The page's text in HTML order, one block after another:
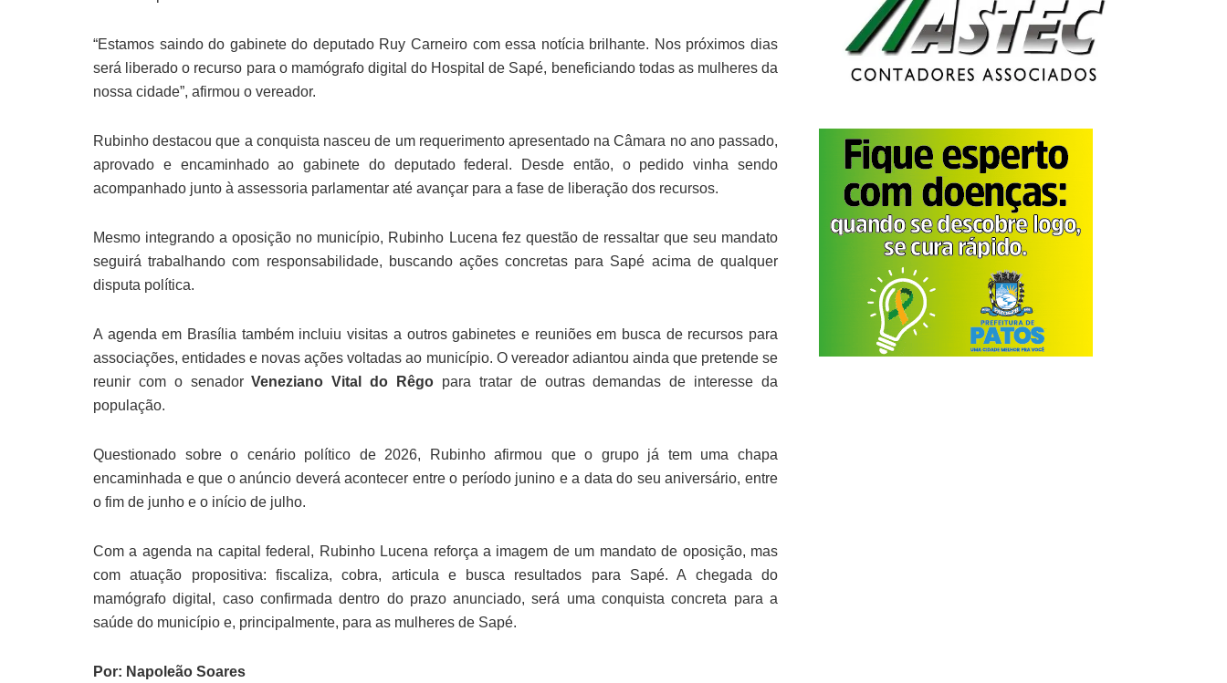
“Estamos saindo do gabinete do deputado Ruy Carneiro com essa notícia brilhante. Nos próximos dias
será liberado o recurso para o mamógrafo digital do Hospital de Sapé, beneficiando todas as mulheres da
nossa cidade”, afirmou o vereador.
Rubinho destacou que a conquista nasceu de um requerimento apresentado na Câmara no ano passado,
aprovado e encaminhado ao gabinete do deputado federal. Desde então, o pedido vinha sendo
acompanhado junto à assessoria parlamentar até avançar para a fase de liberação dos recursos.
Mesmo integrando a oposição no município, Rubinho Lucena fez questão de ressaltar que seu mandato
seguirá trabalhando com responsabilidade, buscando ações concretas para Sapé acima de qualquer
disputa política.
A agenda em Brasília também incluiu visitas a outros gabinetes e reuniões em busca de recursos para
associações, entidades e novas ações voltadas ao município. O vereador adiantou ainda que pretende se
reunir com o senadorVeneziano Vital do Rêgo para tratar de outras demandas de interesse da
população.
Questionado sobre o cenário político de 2026, Rubinho afirmou que o grupo já tem uma chapa
encaminhada e que o anúncio deverá acontecer entre o período junino e a data do seu aniversário, entre
o fim de junho e o início de julho.
Com a agenda na capital federal, Rubinho Lucena reforça a imagem de um mandato de oposição, mas
com atuação propositiva: fiscaliza, cobra, articula e busca resultados para Sapé. A chegada do
mamógrafo digital, caso confirmada dentro do prazo anunciado, será uma conquista concreta para a
saúde do município e, principalmente, para as mulheres de Sapé.
Por: Napoleão Soares